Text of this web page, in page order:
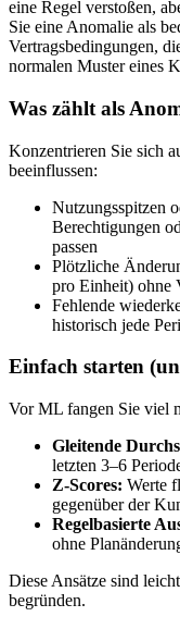
eine Regel verstoßen,
Sie eine Anomalie als
Vertragsbedingungen,
normalen Muster eines
Was zählt als
Konzentrieren Sie sich
beeinflussen:
Nutzungsspitzen
Berechtigungen
passen
Plötzliche
pro Einheit) ohne
Fehlende
historisch jede
Einfach starten
Vor ML fangen Sie viel
Gleitende
letzten 3–6
Z‑Scores: Werte
gegenüber der
Regelbasierte
ohne
Diese Ansätze sind
begründen.